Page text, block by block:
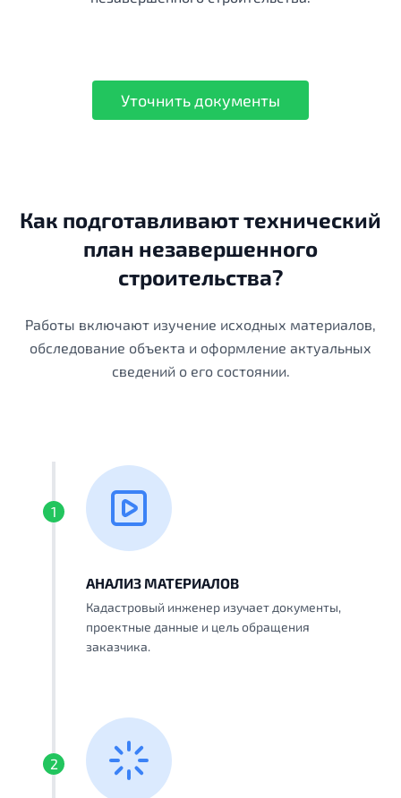
Уточнить документы
Как подготавливают технический
план незавершенного
строительства?
Работы включают изучение исходных материалов,
обследование объекта и оформление актуальных
сведений о его состоянии.
1
АНАЛИЗ МАТЕРИАЛОВ
Кадастровый инженер изучает документы,
проектные данные и цель обращения
заказчика.
2